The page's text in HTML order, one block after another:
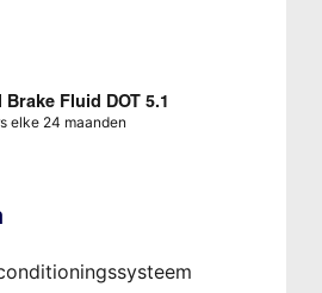
Brake Fluid DOT 5.1
elke 24 maanden